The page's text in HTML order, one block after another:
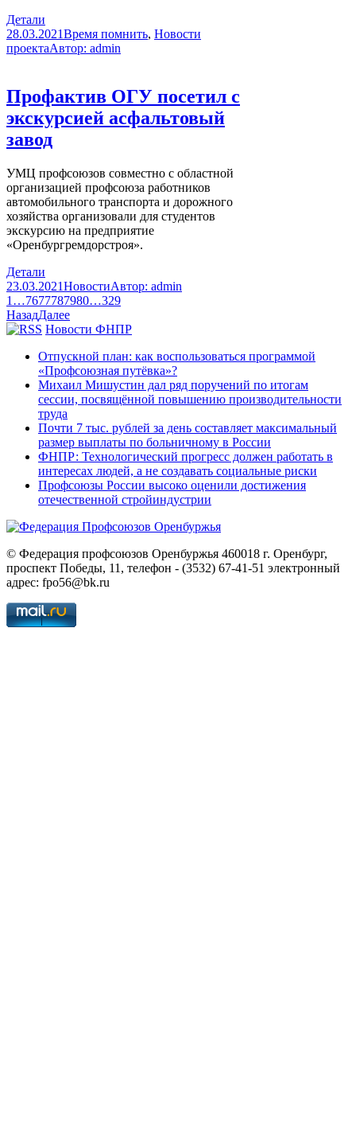
Детали
28.03.2021Время помнить, Новости
проектаАвтор: admin
Профактив ОГУ посетил с
экскурсией асфальтовый
завод
УМЦ профсоюзов совместно с областной
организацией профсоюза работников
автомобильного транспорта и дорожного
хозяйства организовали для студентов
экскурсию на предприятие
«Оренбургремдорстроя».
Детали
23.03.2021НовостиАвтор: admin
1 …7677787980…329
НазадДалее
Новости ФНПР
Отпускной план: как воспользоваться программой
«Профсоюзная путёвка»?
Михаил Мишустин дал ряд поручений по итогам
сессии, посвящённой повышению производительности
труда
Почти 7 тыс. рублей за день составляет максимальный
размер выплаты по больничному в России
ФНПР: Технологический прогресс должен работать в
интересах людей, а не создавать социальные риски
Профсоюзы России высоко оценили достижения
отечественной стройиндустрии
© Федерация профсоюзов Оренбуржья 460018 г. Оренбург,
проспект Победы, 11, телефон - (3532) 67-41-51 электронный
адрес: fpo56@bk.ru